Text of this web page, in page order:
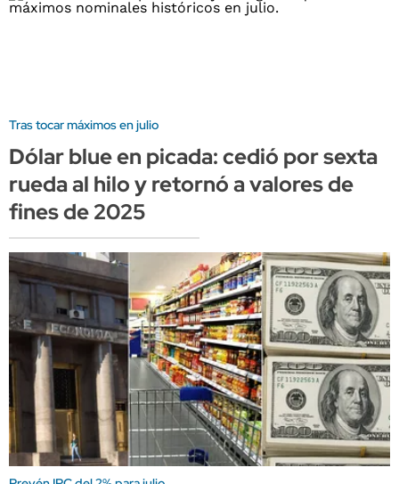
Tras tocar máximos en julio
Dólar blue en picada: cedió por sexta
rueda al hilo y retornó a valores de
fines de 2025